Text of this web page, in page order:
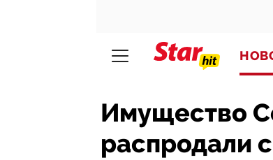
Имущество
распродали